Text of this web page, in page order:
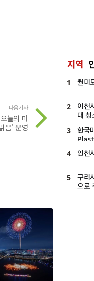
다음기사
늘의 마
음' 운영
지역
1 월미
2
이천
대 청
3
한국
4 인천
5
구리
으로